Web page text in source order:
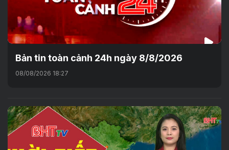
Bản tin toàn cảnh 24h ngày 8/8/2026
08/08/2026 18:27